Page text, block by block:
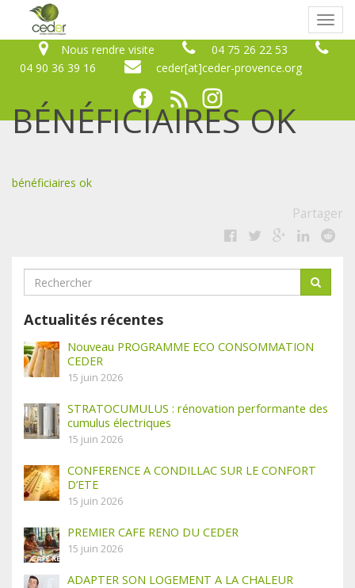
Nous rendre visite
04 75 26 22 53
04 90 36 39 16
ceder[at]ceder-provence.org
BÉNÉFICIAIRES OK
bénéficiaires ok
Partager
Actualités récentes
Nouveau PROGRAMME ECO CONSOMMATION
CEDER
15 juin 2026
STRATOCUMULUS : rénovation performante des
cumulus électriques
15 juin 2026
CONFERENCE A CONDILLAC SUR LE CONFORT
D’ETE
15 juin 2026
PREMIER CAFE RENO DU CEDER
15 juin 2026
ADAPTER SON LOGEMENT A LA CHALEUR